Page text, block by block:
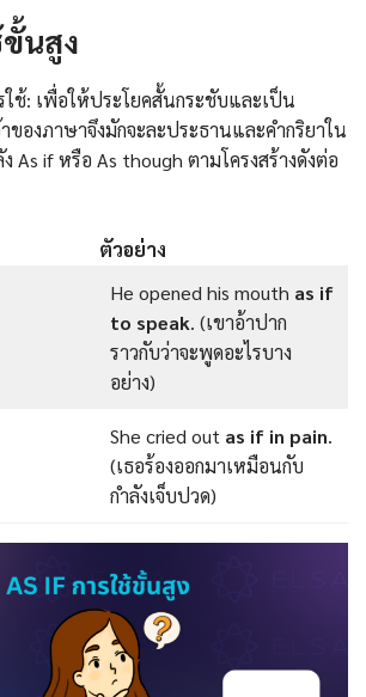
นสูง
ใช้: เพื่อให้ประโยคสั้นกระชับและเป็น
ของภาษาจึงมักจะละประธานและคำกริยาใน
As if หรือ As though ตามโครงสร้างดังต่อ
ตัวอย่าง
He opened his mouth as if
to speak. (เขาอ้าปาก
ราวกับว่าจะพูดอะไรบาง
อย่าง)
She cried out as if in pain.
(เธอร้องออกมาเหมือนกับ
กำลังเจ็บปวด)